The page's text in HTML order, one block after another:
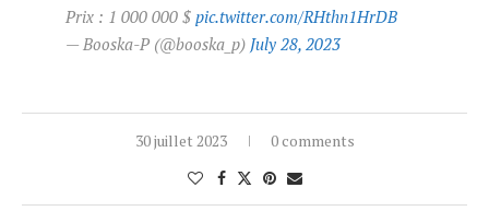
Prix : 1 000 000 $ pic.twitter.com/RHthn1HrDB
— Booska-P (@booska_p) July 28, 2023
30 juillet 2023 0 comments